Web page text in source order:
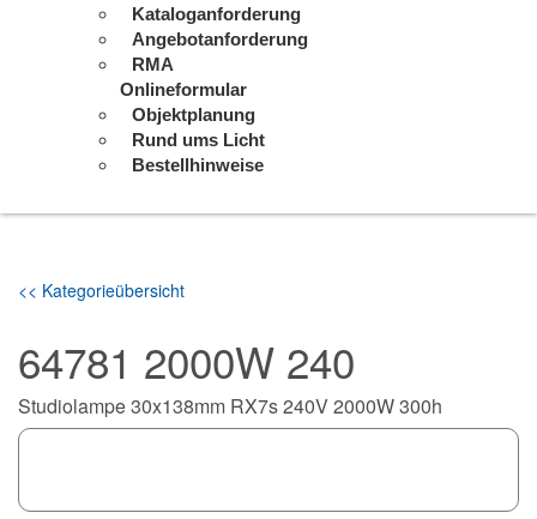
Kataloganforderung
Angebotanforderung
RMA
Onlineformular
Objektplanung
Rund ums Licht
Bestellhinweise
<< Kategorieübersicht
64781 2000W 240
Studiolampe 30x138mm RX7s 240V 2000W 300h